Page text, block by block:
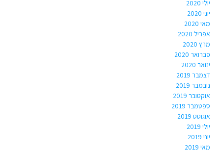
יולי 2020
יוני 2020
מאי 2020
אפריל 2020
מרץ 2020
פברואר 2020
ינואר 2020
דצמבר 2019
נובמבר 2019
אוקטובר 2019
ספטמבר 2019
אוגוסט 2019
יולי 2019
יוני 2019
מאי 2019